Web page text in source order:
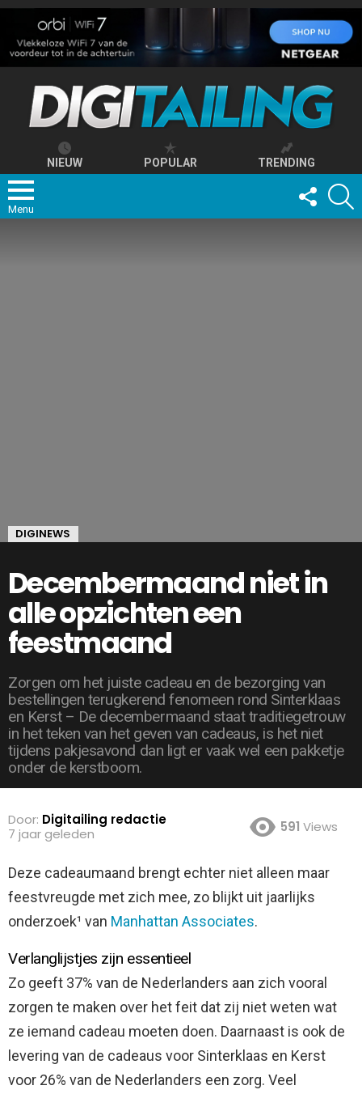
NIEUW POPULAR TRENDING
Menu
FOLLOW
US
DIGINEWS
Decembermaand niet in
alle opzichten een
feestmaand
Zorgen om het juiste cadeau en de bezorging van
bestellingen terugkerend fenomeen rond Sinterklaas
en Kerst – De decembermaand staat traditiegetrouw
in het teken van het geven van cadeaus, is het niet
tijdens pakjesavond dan ligt er vaak wel een pakketje
onder de kerstboom.
Door: Digitailing redactie
7 jaar geleden
591 Views
Deze cadeaumaand brengt echter niet alleen maar
feestvreugde met zich mee, zo blijkt uit jaarlijks
onderzoek¹ van Manhattan Associates.
Verlanglijstjes zijn essentieel
Zo geeft 37% van de Nederlanders aan zich vooral
zorgen te maken over het feit dat zij niet weten wat
ze iemand cadeau moeten doen. Daarnaast is ook de
levering van de cadeaus voor Sinterklaas en Kerst
voor 26% van de Nederlanders een zorg. Veel